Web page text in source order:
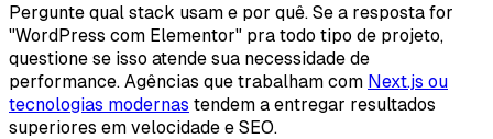
Pergunte qual stack usam e por quê. Se a resposta for
"WordPress com Elementor" pra todo tipo de projeto,
questione se isso atende sua necessidade de
performance. Agências que trabalham com Next.js ou
tecnologias modernas tendem a entregar resultados
superiores em velocidade e SEO.